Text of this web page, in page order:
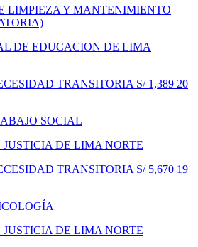
LIMPIEZA Y MANTENIMIENTO
DE EDUCACION DE LIMA
TRANSITORIA S/ 1,389 20
SOCIAL
JUSTICIA DE LIMA NORTE
TRANSITORIA S/ 5,670 19
JUSTICIA DE LIMA NORTE